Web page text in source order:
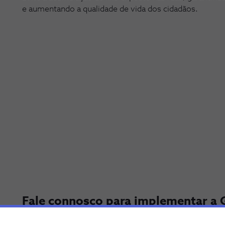
e aumentando a qualidade de vida dos cidadãos.
Fale connosco para implementar a